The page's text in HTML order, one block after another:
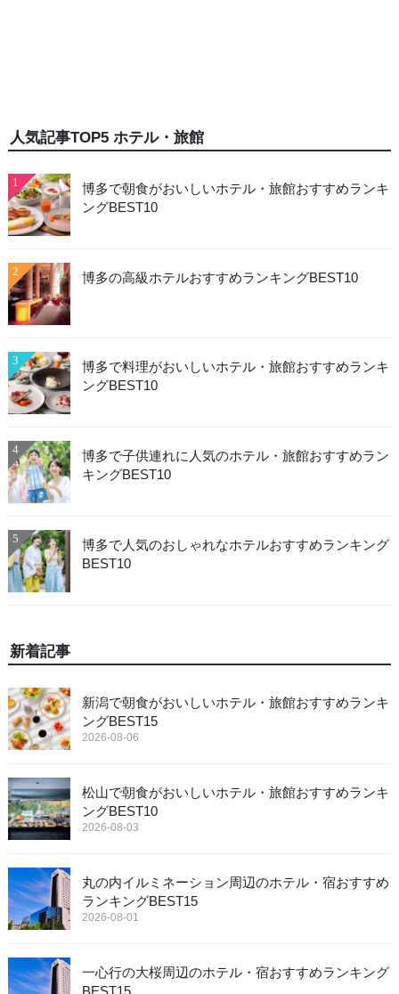
人気記事TOP5 ホテル・旅館
1
博多で朝食がおいしいホテル・旅館おすすめランキ
ングBEST10
2 博多の高級ホテルおすすめランキングBEST10
3
博多で料理がおいしいホテル・旅館おすすめランキ
ングBEST10
4
博多で子供連れに人気のホテル・旅館おすすめラン
キングBEST10
5
博多で人気のおしゃれなホテルおすすめランキング
BEST10
新着記事
新潟で朝食がおいしいホテル・旅館おすすめランキ
ングBEST15
2026-08-06
松山で朝食がおいしいホテル・旅館おすすめランキ
ングBEST10
2026-08-03
丸の内イルミネーション周辺のホテル・宿おすすめ
ランキングBEST15
2026-08-01
一心行の大桜周辺のホテル・宿おすすめランキング
BEST15